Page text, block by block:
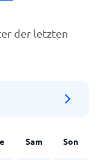
der letzten
Sam Son